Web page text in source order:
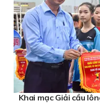
Khai mạc Giải cầu